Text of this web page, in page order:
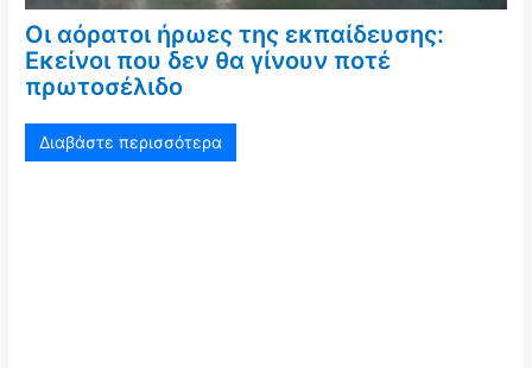
Οι αόρατοι ήρωες της εκπαίδευσης:
Εκείνοι που δεν θα γίνουν ποτέ
πρωτοσέλιδο
Διαβάστε περισσότερα